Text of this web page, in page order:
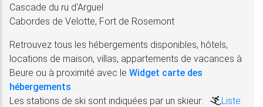
Cascade du ru d'Arguel
Cabordes de Velotte, Fort de Rosemont
Retrouvez tous les hébergements disponibles, hôtels,
locations de maison, villas, appartements de vacances à
Beure ou à proximité avec le Widget carte des
hébergements
Les stations de ski sont indiquées par un skieur:
,Liste